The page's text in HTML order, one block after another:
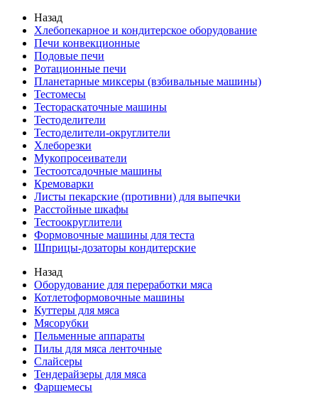
Назад
Хлебопекарное и кондитерское оборудование
Печи конвекционные
Подовые печи
Ротационные печи
Планетарные миксеры (взбивальные машины)
Тестомесы
Тестораскаточные машины
Тестоделители
Тестоделители-округлители
Хлеборезки
Мукопросеиватели
Тестоотсадочные машины
Кремоварки
Листы пекарские (противни) для выпечки
Расстойные шкафы
Тестоокруглители
Формовочные машины для теста
Шприцы-дозаторы кондитерские
Назад
Оборудование для переработки мяса
Котлетоформовочные машины
Куттеры для мяса
Мясорубки
Пельменные аппараты
Пилы для мяса ленточные
Слайсеры
Тендерайзеры для мяса
Фаршемесы